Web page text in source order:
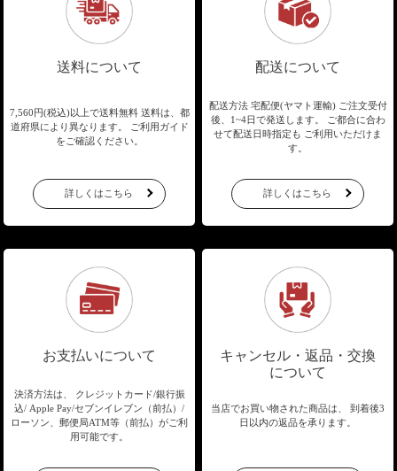
送料について
7,560円(税込)以上で送料無料送料は、都
道府県により異なります。
ご利用ガイド
をご確認ください。
詳しくはこちら
配送について
配送方法 宅配便(ヤマト運輸) ご注文受付
後、1~4日で発送します。
ご都合に合わ
せて配送日時指定も ご利用いただけま
す。
詳しくはこちら
お支払いについて
決済方法は、 クレジットカード/銀行振
込/ Apple Pay/セブンイレブン（前払）/
ローソン、郵便局ATM等（前払）がご利
用可能です。
キャンセル・返品・交換
について
当店でお買い物された商品は、
到着後3
日以内の返品を承ります。